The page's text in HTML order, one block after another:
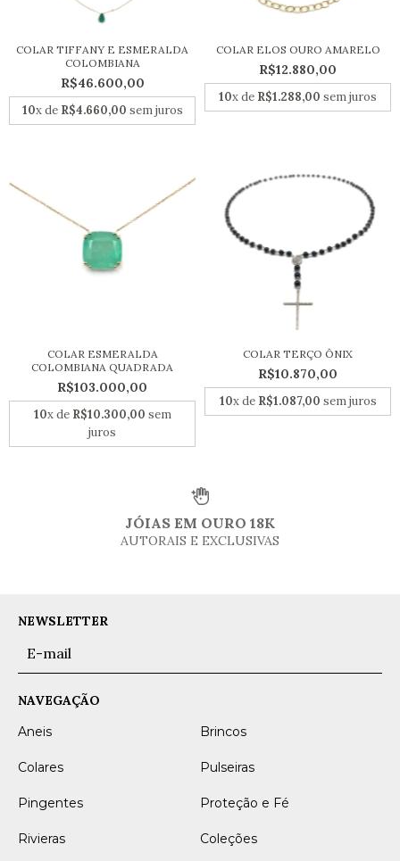
COLAR TIFFANY E ESMERALDA
COLOMBIANA
R$46.600,00
10x de R$4.660,00 sem juros
COLAR ELOS OURO AMARELO
R$12.880,00
10x de R$1.288,00 sem juros
COLAR ESMERALDA
COLOMBIANA QUADRADA
R$103.000,00
10x de R$10.300,00 sem
juros
COLAR TERÇO ÔNIX
R$10.870,00
10x de R$1.087,00 sem juros
JÓIAS EM OURO 18K
AUTORAIS E EXCLUSIVAS
NEWSLETTER
NAVEGAÇÃO
Aneis
Brincos
Colares Pulseiras
Pingentes Proteção e Fé
Rivieras Coleções